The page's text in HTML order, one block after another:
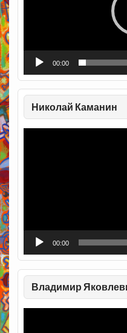
00:00
Николай Каманин
Видеоплеер
00:00
Владимир
Видеоплеер